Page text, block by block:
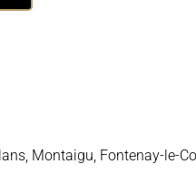
Montaigu, Fontenay-le-